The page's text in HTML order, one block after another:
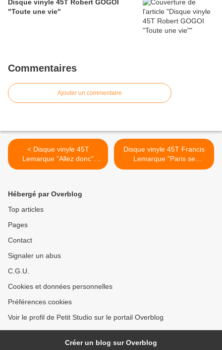
Disque vinyle 45T Robert GOGOI
"Toute une vie"
Commentaires
Ajouter un commentaire
< Disque vinyle 45T
Lemarque "Allez donc"
1963
Disque vinyle 45T Francis
Lemarque "Paris se
regarde" >
Hébergé par Overblog
Top articles
Pages
Contact
Signaler un abus
C.G.U.
Cookies et données personnelles
Préférences cookies
Voir le profil de Petit Studio sur le portail Overblog
Créer un blog sur Overblog